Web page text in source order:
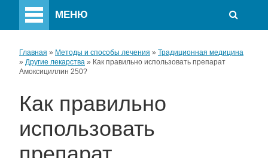
МЕНЮ
Главная » Методы и способы лечения » Традиционная медицина
» Другие лекарства » Как правильно использовать препарат
Амоксициллин 250?
Как правильно
использовать